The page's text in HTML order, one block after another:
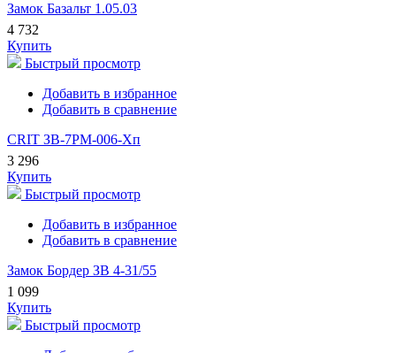
Замок Базальт 1.05.03
4 732
Купить
Быстрый просмотр
Добавить в избранное
Добавить в сравнение
CRIT ЗВ-7РМ-006-Хп
3 296
Купить
Быстрый просмотр
Добавить в избранное
Добавить в сравнение
Замок Бордер ЗВ 4-31/55
1 099
Купить
Быстрый просмотр